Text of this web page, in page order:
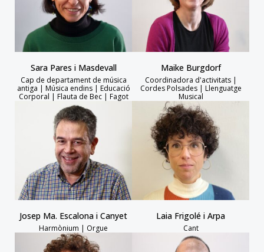
Sara Pares i Masdevall
Cap de departament de música
antiga | Música endins | Educació
Corporal | Flauta de Bec | Fagot
Maike Burgdorf
Coordinadora d'activitats |
Cordes Polsades | Llenguatge
Musical
Josep Ma. Escalona i Canyet
Harmònium | Orgue
Laia Frigolé i Arpa
Cant